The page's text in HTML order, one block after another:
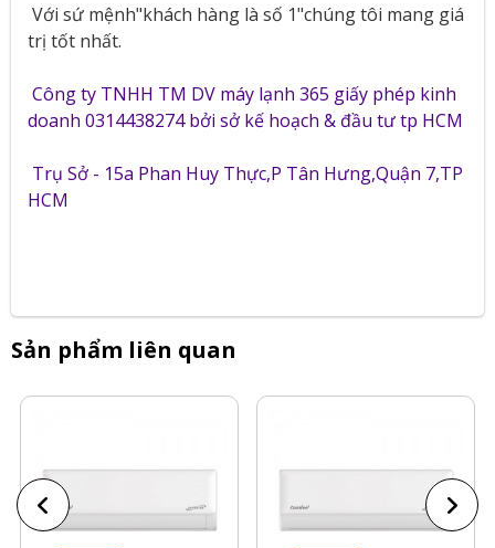
Với sứ mệnh"khách hàng là số 1"chúng tôi mang giá
trị tốt nhất.
Công ty TNHH TM DV máy lạnh 365 giấy phép kinh
doanh 0314438274 bởi sở kế hoạch & đầu tư tp HCM
Trụ Sở - 15a Phan Huy Thực,P Tân Hưng,Quận 7,TP
HCM
Sản phẩm liên quan